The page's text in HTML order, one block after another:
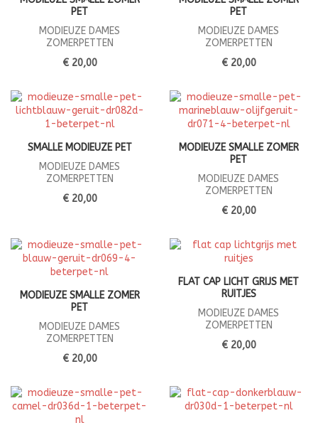
PET
MODIEUZE DAMES
ZOMERPETTEN
€ 20,00
PET
MODIEUZE DAMES
ZOMERPETTEN
€ 20,00
SMALLE MODIEUZE PET
MODIEUZE DAMES
ZOMERPETTEN
€ 20,00
MODIEUZE SMALLE ZOMER
PET
MODIEUZE DAMES
ZOMERPETTEN
€ 20,00
MODIEUZE SMALLE ZOMER
PET
MODIEUZE DAMES
ZOMERPETTEN
€ 20,00
FLAT CAP LICHT GRIJS MET
RUITJES
MODIEUZE DAMES
ZOMERPETTEN
€ 20,00